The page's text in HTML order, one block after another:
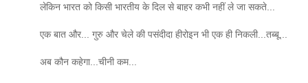
लेकिन भारत को किसी भारतीय के दिल से बाहर कभी नहीं ले जा सकते...
एक बात और... गुरु और चेले की पसंदीदा हीरोइन भी एक ही निकली...तब्बू...
अब कौन कहेगा...चीनी कम...